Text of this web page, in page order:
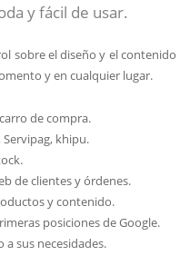
y fácil de usar.
sobre el diseño y el contenido
y en cualquier lugar.
de compra.
Servipag, khipu.
de clientes y órdenes.
y contenido.
posiciones de Google.
sus necesidades.